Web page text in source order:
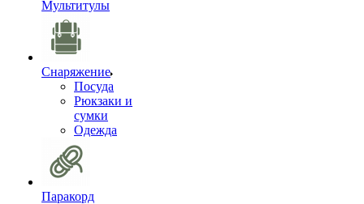
Мультитулы
Снаряжение
Посуда
Рюкзаки и
сумки
Одежда
Паракорд